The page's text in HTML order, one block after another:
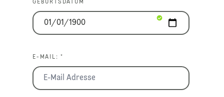
GEBURTSDATUM
E-MAIL: *